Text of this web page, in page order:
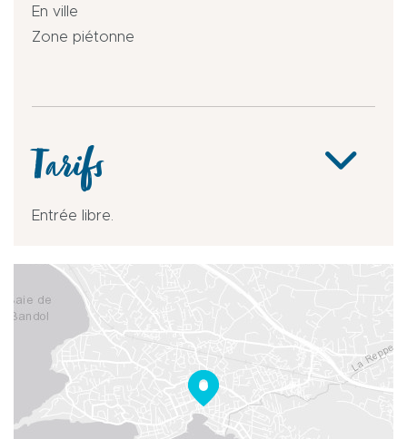
En ville
Zone piétonne
Tarifs
Entrée libre.